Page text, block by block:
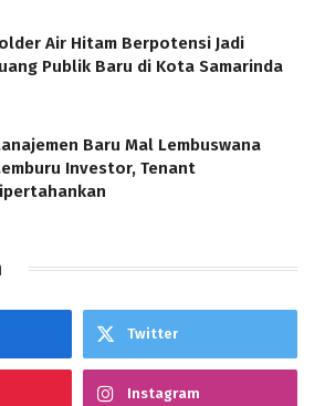
Air Hitam Berpotensi Jadi
Publik Baru di Kota Samarinda
Baru Mal Lembuswana
Investor, Tenant
Twitter
Instagram